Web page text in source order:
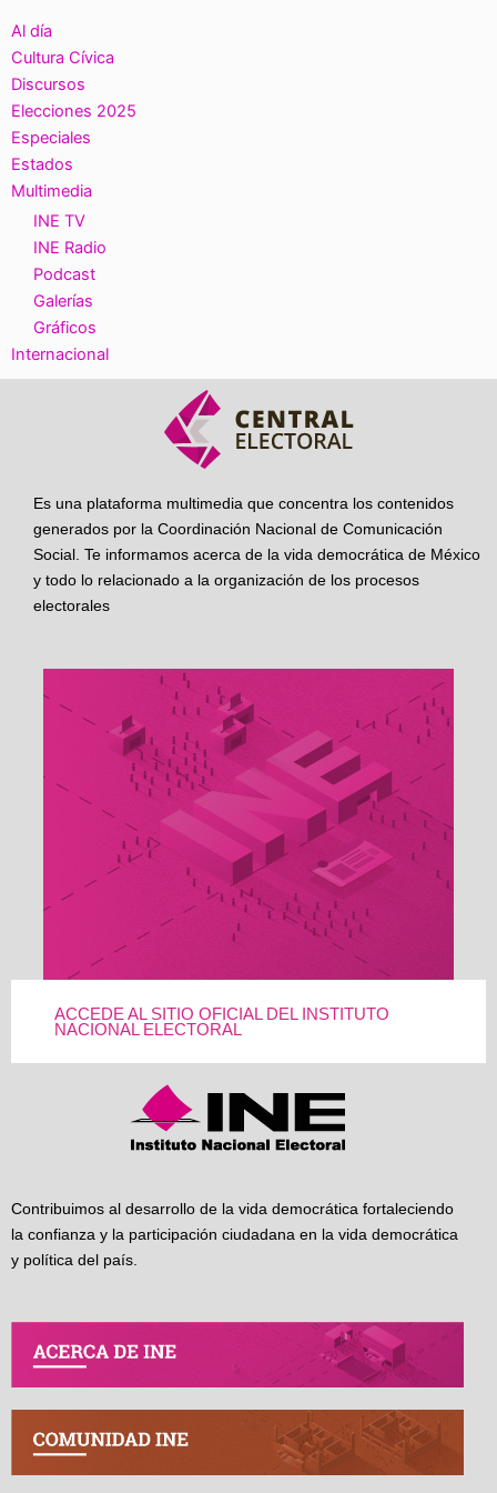
Al día
Cultura Cívica
Discursos
Elecciones 2025
Especiales
Estados
Multimedia
INE TV
INE Radio
Podcast
Galerías
Gráficos
Internacional
Es una plataforma multimedia que concentra los contenidos
generados por la Coordinación Nacional de Comunicación
Social. Te informamos acerca de la vida democrática de México
y todo lo relacionado a la organización de los procesos
electorales
ACCEDE AL SITIO OFICIAL DEL INSTITUTO
NACIONAL ELECTORAL
Contribuimos al desarrollo de la vida democrática fortaleciendo
la confianza y la participación ciudadana en la vida democrática
y política del país.